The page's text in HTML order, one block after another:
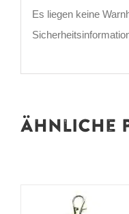
Es liegen keine
Ähnliche